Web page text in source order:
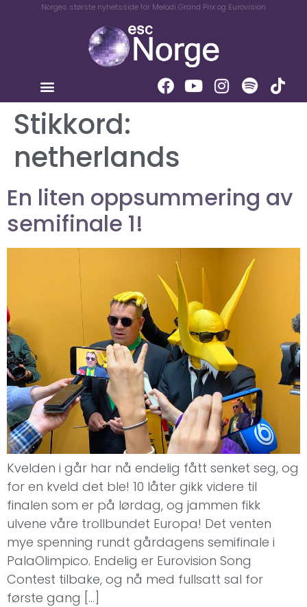
Norges største nyhetsside for Melodi Grand Prix og Eurovision
Stikkord:
netherlands
En liten oppsummering av
semifinale 1!
Kvelden i går har nå endelig fått senket seg, og
for en kveld det ble! 10 låter gikk videre til
finalen som er på lørdag, og jammen fikk
ulvene våre trollbundet Europa! Det venten
mye spenning rundt gårdagens semifinale i
PalaOlimpico. Endelig er Eurovision Song
Contest tilbake, og nå med fullsatt sal for
første gang […]